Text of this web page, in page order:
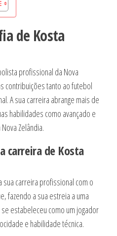
de Kosta
profissional da Nova
contribuições tanto ao futebol
A sua carreira abrange mais de
habilidades como avançado e
Zelândia.
carreira de Kosta
sua carreira profissional com o
fazendo a sua estreia a uma
estabeleceu como um jogador
e habilidade técnica.